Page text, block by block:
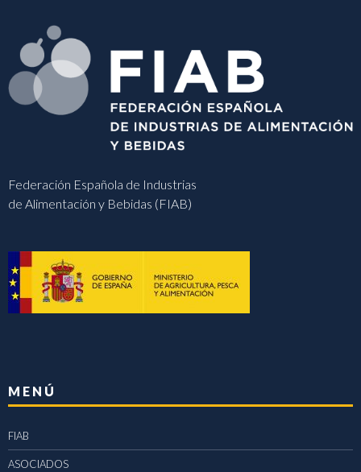
Federación Española de Industrias
de Alimentación y Bebidas (FIAB)
MENÚ
FIAB
ASOCIADOS